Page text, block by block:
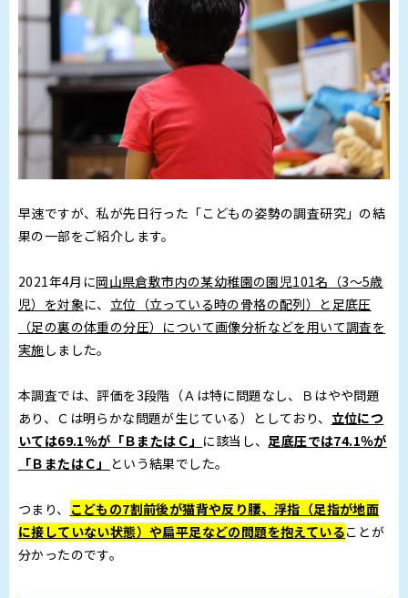
早速ですが、私が先日行った「こどもの姿勢の調査研究」の結
果の一部をご紹介します。
2021年4月に岡山県倉敷市内の某幼稚園の園児101名（3～5歳
児）を対象に、 立位（立っている時の骨格の配列）と足底圧
（足の裏の体重の分圧）について画像分析などを用いて調査を
実施 しました。
本調査では、評価を3段階（Ａは特に問題なし、Ｂはやや問題
あり、Ｃは明らかな問題が生じている）としており、 立位につ
いては69.1％が「ＢまたはＣ」 に該当し、足底圧では74.1％が
「ＢまたはＣ」 という結果でした。
つまり、 こどもの7割前後が猫背や反り腰、浮指（足指が地面
に接していない状態）や扁平足などの問題を抱えていることが
分かったのです。